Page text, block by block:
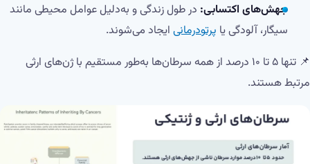
جهش‌های اکتسابی: در طول زندگی و به‌دلیل عوامل محیطی مانند
سیگار، آلودگی یا پرتودرمانی ایجاد می‌شوند.
📌 تنها ۵ تا ۱۰ درصد از همه سرطان‌ها به‌طور مستقیم با ژن‌های ارثی
مرتبط هستند.